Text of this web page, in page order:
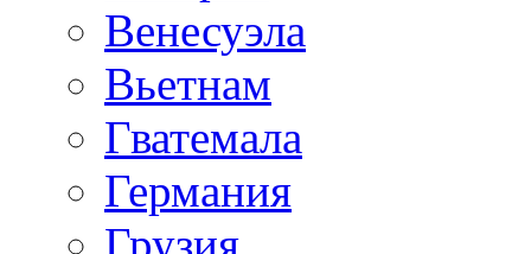
Венесуэла
Вьетнам
Гватемала
Германия
Грузия